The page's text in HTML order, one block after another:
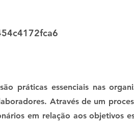
práticas essenciais nas
Através de um
em relação aos objetivos